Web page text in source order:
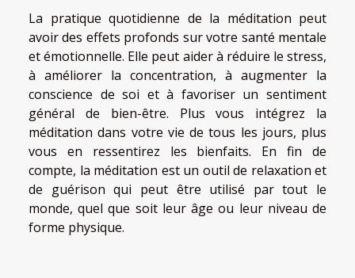
La pratique quotidienne de la méditation peut
avoir des effets profonds sur votre santé mentale
et émotionnelle. Elle peut aider à réduire le stress,
à améliorer la concentration, à augmenter la
conscience de soi et à favoriser un sentiment
général de bien-être. Plus vous intégrez la
méditation dans votre vie de tous les jours, plus
vous en ressentirez les bienfaits. En fin de
compte, la méditation est un outil de relaxation et
de guérison qui peut être utilisé par tout le
monde, quel que soit leur âge ou leur niveau de
forme physique.